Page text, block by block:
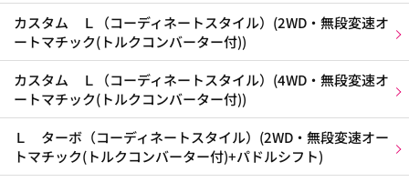
カスタム Ｌ（コーディネートスタイル）(2WD・無段変速オ
ートマチック(トルクコンバーター付))
カスタム Ｌ（コーディネートスタイル）(4WD・無段変速オ
ートマチック(トルクコンバーター付))
Ｌ ターボ（コーディネートスタイル）(2WD・無段変速オー
トマチック(トルクコンバーター付)+パドルシフト)